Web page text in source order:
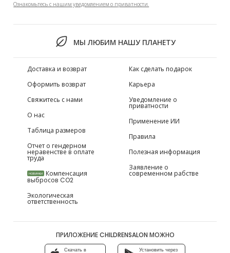
Ознакомьтесь с нашим уведомлением о приватности.
МЫ ЛЮБИМ НАШУ ПЛАНЕТУ
Доставка и возврат
Оформить возврат
Свяжитесь с нами
О нас
Таблица размеров
Отчет о гендерном
неравенстве в оплате
труда
НОВИНКИ Компенсация
выбросов CO2
Экологическая
ответственность
Как сделать подарок
Карьера
Уведомление о
приватности
Применение ИИ
Правила
Полезная информация
Заявление о
современном рабстве
ПРИЛОЖЕНИЕ CHILDRENSALON МОЖНО
Скачать в Установить через